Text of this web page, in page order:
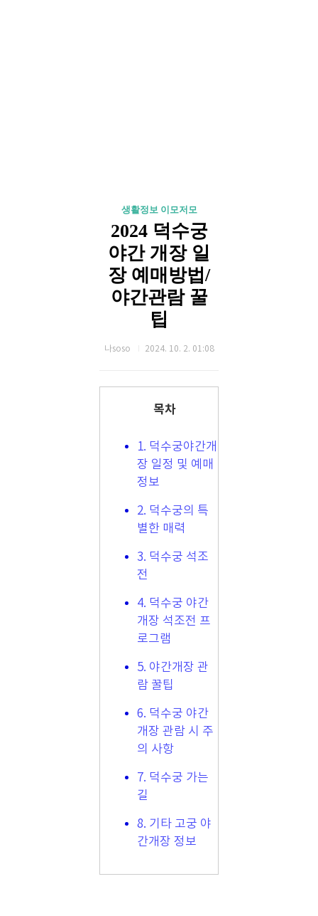
생활정보 이모저모
2024 덕수궁
야간 개장 일
장 예매방법/
야간관람 꿀
팁
나soso 2024. 10. 2. 01:08
목차
1. 덕수궁야간개
장 일정 및 예매
정보
2. 덕수궁의 특
별한 매력
3. 덕수궁 석조
전
4. 덕수궁 야간
개장 석조전 프
로그램
5. 야간개장 관
람 꿀팁
6. 덕수궁 야간
개장 관람 시 주
의 사항
7. 덕수궁 가는
길
8. 기타 고궁 야
간개장 정보